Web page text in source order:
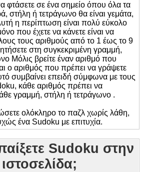
φτάσετε σε ένα σημείο όπου όλα τα
στήλη ή τετράγωνο θα είναι γεμάτα,
η περίπτωση είναι πολύ εύκολο
που έχετε να κάνετε είναι να
τους αριθμούς από το 1 έως το 9
στη συγκεκριμένη γραμμή,
Μόλις βρείτε έναν αριθμό που
ο αριθμός που πρέπει να γράψετε
συμβαίνει επειδή σύμφωνα με τους
κάθε αριθμός πρέπει να
γραμμή, στήλη ή τετράγωνο .
ολόκληρο το παζλ χωρίς λάθη,
ένα Sudoku με επιτυχία.
Sudoku στην
ιστοσελίδα;